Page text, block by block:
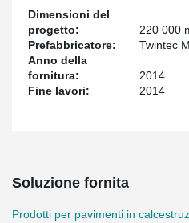
Dimensioni del
progetto:
220 000
Prefabbricatore:
Twintec
Anno della
fornitura:
2014
Fine lavori:
2014
Soluzione fornita
Prodotti per pavimenti in